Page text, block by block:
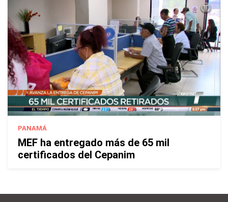
PANAMÁ
MEF ha entregado más de 65 mil
certificados del Cepanim